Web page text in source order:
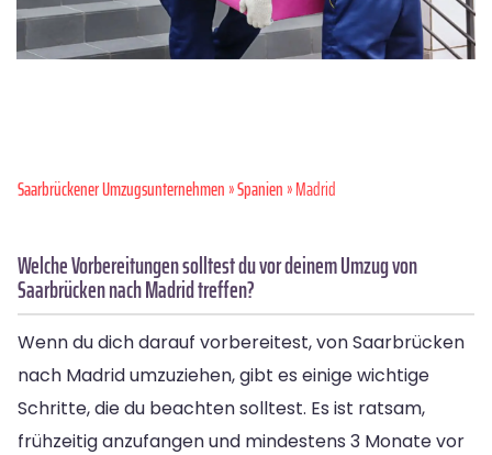
Saarbrückener Umzugsunternehmen»Spanien» Madrid
Welche Vorbereitungen solltest du vor deinem Umzug von
Saarbrücken nach Madrid treffen?
Wenn du dich darauf vorbereitest, von Saarbrücken
nach Madrid umzuziehen, gibt es einige wichtige
Schritte, die du beachten solltest. Es ist ratsam,
frühzeitig anzufangen und mindestens 3 Monate vor